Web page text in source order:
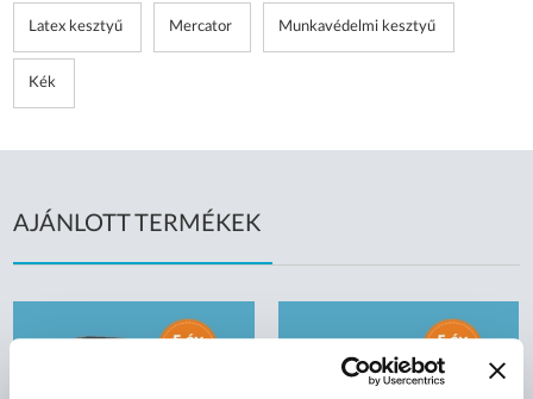
Latex kesztyű Mercator Munkavédelmi kesztyű
Kék
AJÁNLOTT TERMÉKEK